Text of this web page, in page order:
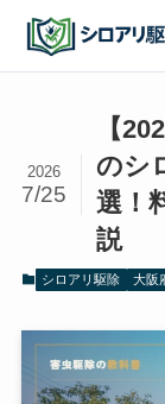
【
のシ
選！
説
2026
7/25
シロアリ駆除 大阪